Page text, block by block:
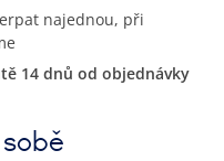
najednou, při
14 dnů od objednávky